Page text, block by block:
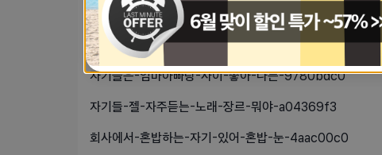
헬스-처음인데-초보들한테-추천하는-기-1c124a7f
최근에-시작한-취미-있어-나요즘-비즈-5972fc5a
자기들은-엄마아빠랑-사이-좋아-나는-9780bdc0
자기들-젤-자주듣는-노래-장르-뭐야-a04369f3
회사에서-혼밥하는-자기-있어-혼밥-눈-4aac00c0